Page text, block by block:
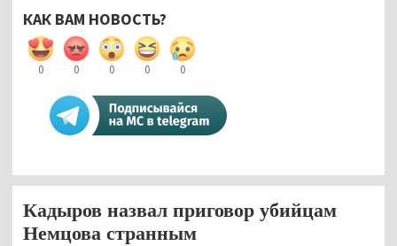
КАК ВАМ НОВОСТЬ?
0 0 0 0 0
Кадыров назвал приговор убийцам
Немцова странным